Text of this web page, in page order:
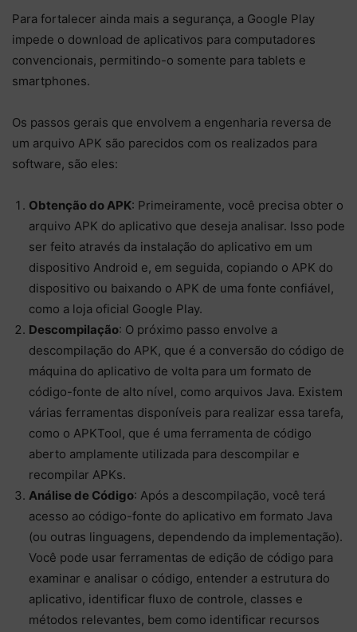
Para fortalecer ainda mais a segurança, a Google Play
impede o download de aplicativos para computadores
convencionais, permitindo-o somente para tablets e
smartphones.
Os passos gerais que envolvem a engenharia reversa de
um arquivo APK são parecidos com os realizados para
software, são eles:
Obtenção do APK: Primeiramente, você precisa obter o
arquivo APK do aplicativo que deseja analisar. Isso pode
ser feito através da instalação do aplicativo em um
dispositivo Android e, em seguida, copiando o APK do
dispositivo ou baixando o APK de uma fonte confiável,
como a loja oficial Google Play.
Descompilação: O próximo passo envolve a
descompilação do APK, que é a conversão do código de
máquina do aplicativo de volta para um formato de
código-fonte de alto nível, como arquivos Java. Existem
várias ferramentas disponíveis para realizar essa tarefa,
como o APKTool, que é uma ferramenta de código
aberto amplamente utilizada para descompilar e
recompilar APKs.
Análise de Código: Após a descompilação, você terá
acesso ao código-fonte do aplicativo em formato Java
(ou outras linguagens, dependendo da implementação).
Você pode usar ferramentas de edição de código para
examinar e analisar o código, entender a estrutura do
aplicativo, identificar fluxo de controle, classes e
métodos relevantes, bem como identificar recursos